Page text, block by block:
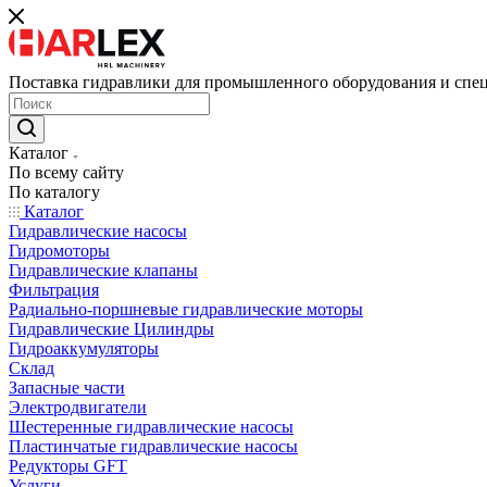
Поставка гидравлики для промышленного оборудования и
Каталог
По всему сайту
По каталогу
Каталог
Гидравлические насосы
Гидромоторы
Гидравлические клапаны
Фильтрация
Радиально-поршневые гидравлические моторы
Гидравлические Цилиндры
Гидроаккумуляторы
Склад
Запасные части
Электродвигатели
Шестеренные гидравлические насосы
Пластинчатые гидравлические насосы
Редукторы GFT